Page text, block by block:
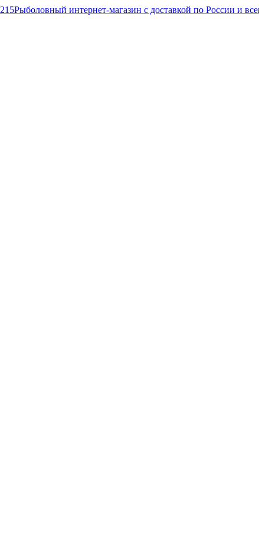
Рыболовный интернет-магазин с доставкой по России и